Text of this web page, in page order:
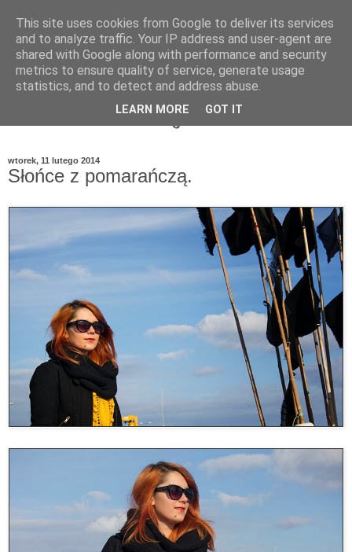
wtorek, 11 lutego 2014
Słońce z pomarańczą.
This site uses cookies from Google to deliver its services
and to analyze traffic. Your IP address and user-agent are
shared with Google along with performance and security
metrics to ensure quality of service, generate usage
statistics, and to detect and address abuse.
LEARN MORE GOT IT